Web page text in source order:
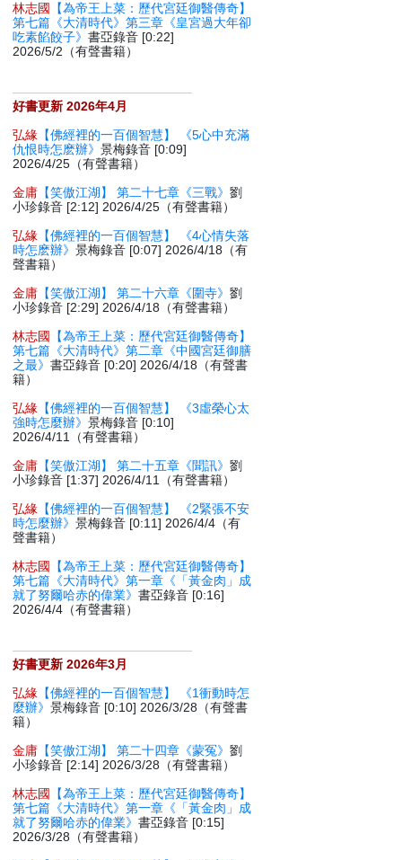
林志國
【為帝王上菜：歷代宮廷御醫傳奇】
第七篇《大清時代》第三章《皇宮過大年卻
吃素餡餃子》書亞錄音 [0:22]
2026/5/2（有聲書籍）
好書更新 2026年4月
弘緣 【佛經裡的一百個智慧】 《5心中充滿
仇恨時怎麽辦》景梅錄音 [0:09]
2026/4/25（有聲書籍）
金庸 【笑傲江湖】 第二十七章《三戰》劉
小珍錄音 [2:12] 2026/4/25（有聲書籍）
弘緣 【佛經裡的一百個智慧】 《4心情失落
時怎麽辦》景梅錄音 [0:07] 2026/4/18（有
聲書籍）
金庸 【笑傲江湖】 第二十六章《圍寺》劉
小珍錄音 [2:29] 2026/4/18（有聲書籍）
林志國
【為帝王上菜：歷代宮廷御醫傳奇】
第七篇《大清時代》第二章《中國宮廷御膳
之最》書亞錄音 [0:20] 2026/4/18（有聲書
籍）
弘緣 【佛經裡的一百個智慧】 《3虛榮心太
強時怎麼辦》景梅錄音 [0:10]
2026/4/11（有聲書籍）
金庸 【笑傲江湖】 第二十五章《聞訊》劉
小珍錄音 [1:37] 2026/4/11（有聲書籍）
弘緣 【佛經裡的一百個智慧】 《2緊張不安
時怎麼辦》景梅錄音 [0:11] 2026/4/4（有
聲書籍）
林志國
【為帝王上菜：歷代宮廷御醫傳奇】
第七篇《大清時代》第一章《「黃金肉」成
就了努爾哈赤的偉業》書亞錄音 [0:16]
2026/4/4（有聲書籍）
好書更新 2026年3月
弘緣 【佛經裡的一百個智慧】 《1衝動時怎
麼辦》景梅錄音 [0:10] 2026/3/28（有聲書
籍）
金庸 【笑傲江湖】 第二十四章《蒙冤》劉
小珍錄音 [2:14] 2026/3/28（有聲書籍）
林志國
【為帝王上菜：歷代宮廷御醫傳奇】
第七篇《大清時代》第一章《「黃金肉」成
就了努爾哈赤的偉業》書亞錄音 [0:15]
2026/3/28（有聲書籍）